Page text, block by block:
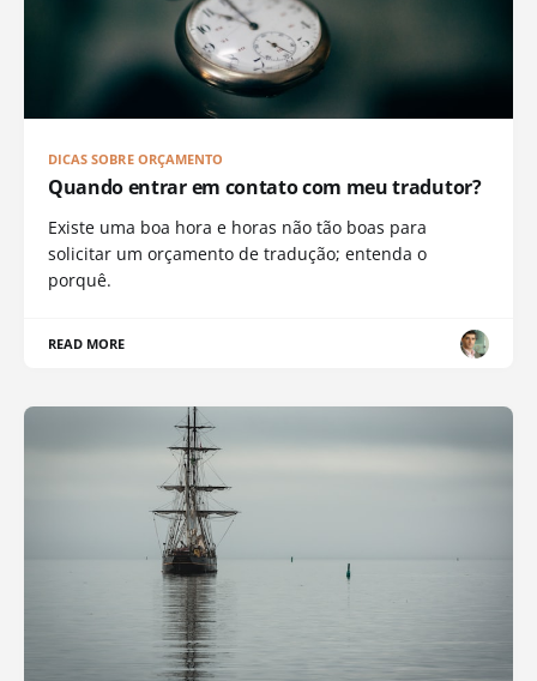
DICAS SOBRE ORÇAMENTO
Quando entrar em contato com meu tradutor?
Existe uma boa hora e horas não tão boas para
solicitar um orçamento de tradução; entenda o
porquê.
READ MORE